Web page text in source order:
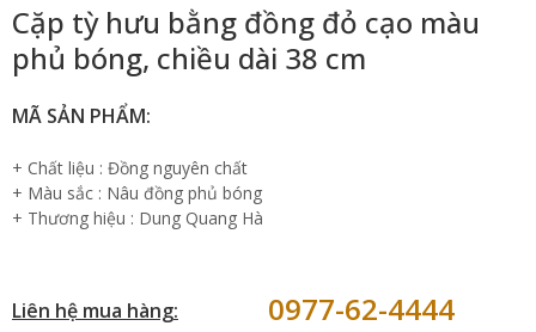
Cặp tỳ hưu bằng đồng đỏ cạo màu
phủ bóng, chiều dài 38 cm
MÃ SẢN PHẨM:
+ Chất liệu : Đồng nguyên chất
+ Màu sắc : Nâu đồng phủ bóng
+ Thương hiệu : Dung Quang Hà
Liên hệ mua hàng: 0977-62-4444